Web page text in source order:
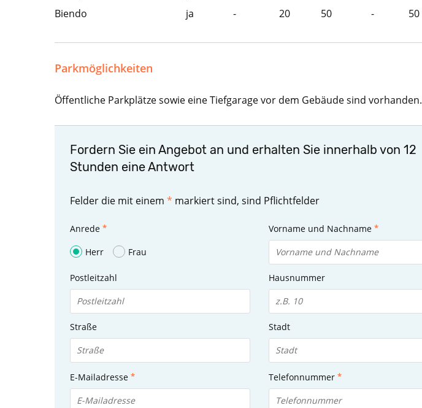
Biendo
ja - 20 50 - 50
Parkmöglichkeiten
Öffentliche Parkplätze sowie eine Tiefgarage vor dem Gebäude sind vorhanden.
Fordern Sie ein Angebot an und erhalten Sie innerhalb von 12
Stunden eine Antwort
Felder die mit einem * markiert sind, sind Pflichtfelder
Anrede
Herr
Frau
Vorname und Nachname
Postleitzahl Hausnummer
Straße Stadt
E-Mailadresse Telefonnummer